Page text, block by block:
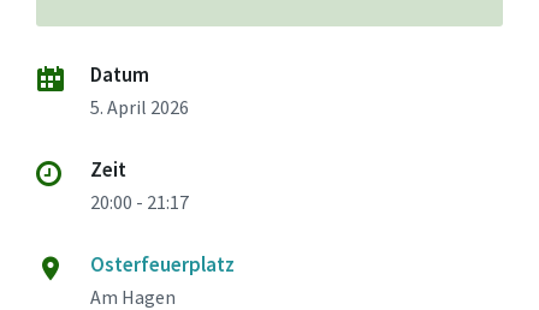
Datum
5. April 2026
Zeit
20:00 - 21:17
Osterfeuerplatz
Am Hagen